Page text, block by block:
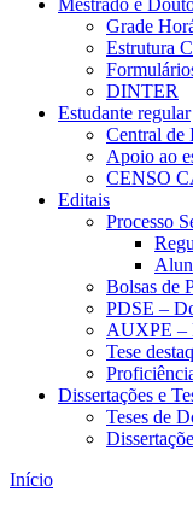
Mestrado e
Grade
Estrutura
DINTER
Estudante regular
Central de
Apoio ao
CENSO
Editais
Processo
Bolsas de
PDSE –
AUXPE –
Tese
Dissertações e
Teses de
Início